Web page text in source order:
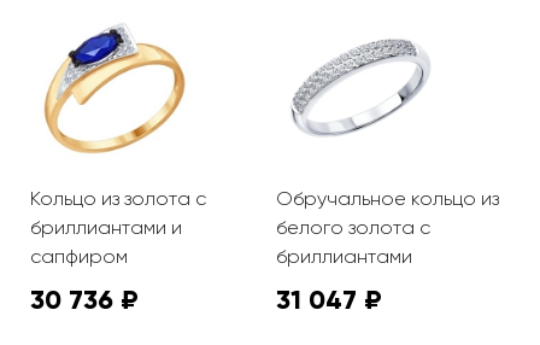
Кольцо из золота с
бриллиантами и
сапфиром
30 736 ₽
Обручальное кольцо из
белого золота с
бриллиантами
31 047 ₽